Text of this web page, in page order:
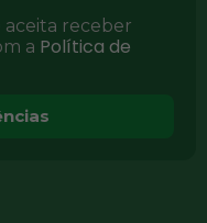
aceita receber
a Política de